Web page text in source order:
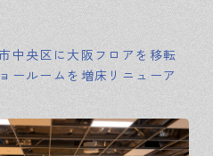
中央区に大阪フロアを移転
ールームを増床リニューア